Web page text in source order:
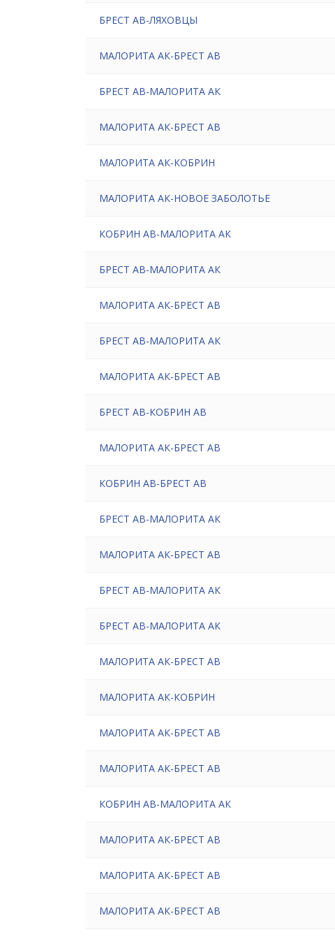
БРЕСТ АВ-ЛЯХОВЦЫ
МАЛОРИТА АК-БРЕСТ АВ
БРЕСТ АВ-МАЛОРИТА АК
МАЛОРИТА АК-БРЕСТ АВ
МАЛОРИТА АК-КОБРИН
МАЛОРИТА АК-НОВОЕ ЗАБОЛОТЬЕ
КОБРИН АВ-МАЛОРИТА АК
БРЕСТ АВ-МАЛОРИТА АК
МАЛОРИТА АК-БРЕСТ АВ
БРЕСТ АВ-МАЛОРИТА АК
МАЛОРИТА АК-БРЕСТ АВ
БРЕСТ АВ-КОБРИН АВ
МАЛОРИТА АК-БРЕСТ АВ
КОБРИН АВ-БРЕСТ АВ
БРЕСТ АВ-МАЛОРИТА АК
МАЛОРИТА АК-БРЕСТ АВ
БРЕСТ АВ-МАЛОРИТА АК
БРЕСТ АВ-МАЛОРИТА АК
МАЛОРИТА АК-БРЕСТ АВ
МАЛОРИТА АК-КОБРИН
МАЛОРИТА АК-БРЕСТ АВ
МАЛОРИТА АК-БРЕСТ АВ
КОБРИН АВ-МАЛОРИТА АК
МАЛОРИТА АК-БРЕСТ АВ
МАЛОРИТА АК-БРЕСТ АВ
МАЛОРИТА АК-БРЕСТ АВ